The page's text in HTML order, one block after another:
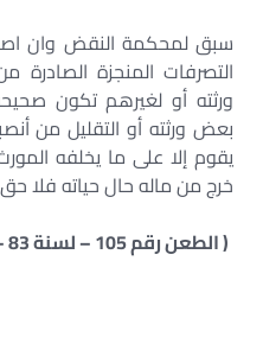
سبق لمحكمة النقض وان
التصرفات المنجزة
ورثته أو لغيرهم تكون
بعض ورثته أو التقليل من
يقوم إلا على ما يخلفه
خرج من ماله حال حياته فلا حق
( الطعن رقم 105 – لسنة 83 – تاريخ الجلسة 24 / 4 / 2016 )